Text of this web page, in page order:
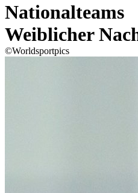
Nationalteams
Weiblicher
©Worldsportpics